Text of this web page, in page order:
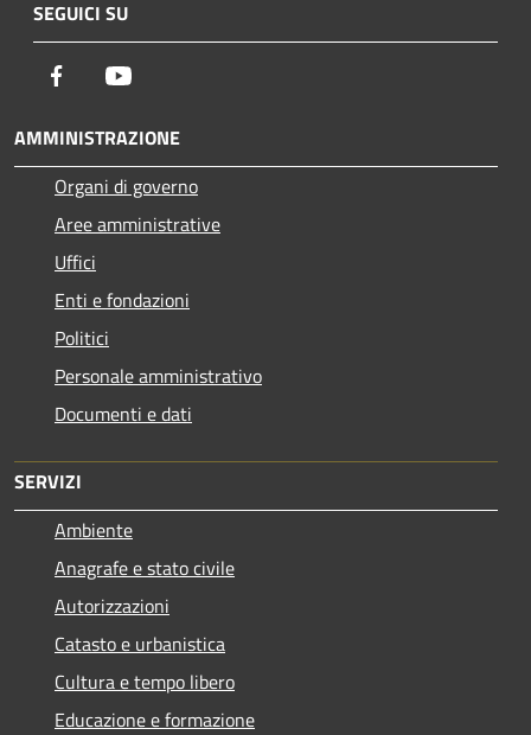
SEGUICI SU
Facebook
AMMINISTRAZIONE
Organi di governo
Aree amministrative
Uffici
Enti e fondazioni
Politici
Personale amministrativo
Documenti e dati
SERVIZI
Ambiente
Anagrafe e stato civile
Autorizzazioni
Catasto e urbanistica
Cultura e tempo libero
Educazione e formazione